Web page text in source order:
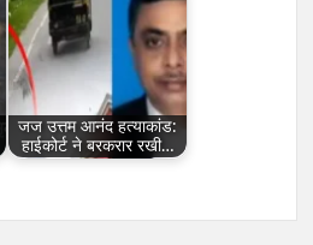
जज उत्तम आनंद हत्याकांड:
हाईकोर्ट ने बरकरार रखी…